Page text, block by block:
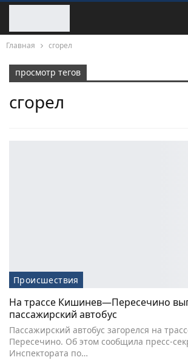
Главная сгорел
просмотр тегов
сгорел
Происшествия
На трассе Кишинев—Пересечино
пассажирский автобус
Пассажирский автобус загорелся на
Пересечино. Об этом сообщила пресс-
Инспектората по…